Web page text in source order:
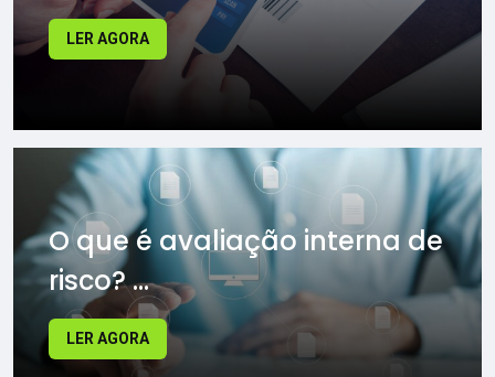
LER AGORA
O que é avaliação interna de
risco? ...
LER AGORA